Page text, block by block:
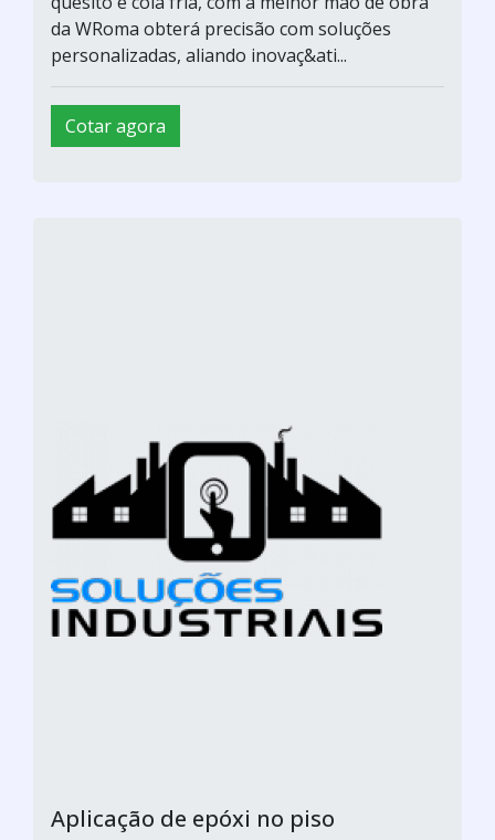
da WRoma obterá precisão com soluções
personalizadas, aliando inovaç&ati...
Cotar agora
Aplicação de epóxi no piso